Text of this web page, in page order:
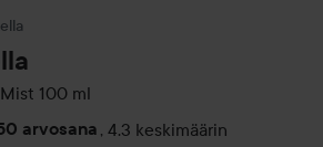
100 ml
arvosana , 4.3 keskimäärin
kommentit